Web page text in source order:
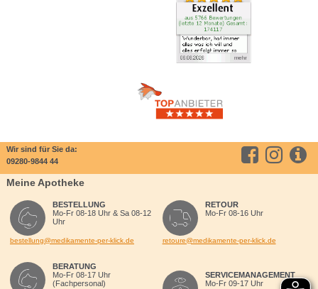
Wir sind für Sie da:
09280-9844 44
Meine Apotheke
BESTELLUNG
Mo-Fr 08-18 Uhr & Sa 08-12
Uhr
bestellung@medikamente-per-klick.de
BERATUNG
Mo-Fr 08-17 Uhr
(Fachpersonal)
RETOUR
Mo-Fr 08-16 Uhr
retoure@medikamente-per-klick.de
SERVICEMANAGEMENT
Mo-Fr 09-17 Uhr